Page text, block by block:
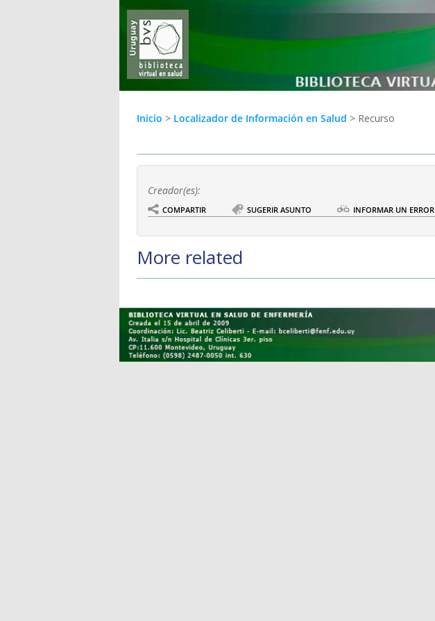
Inicio > Localizador de Información en Salud > Recurso
Creador(es):
COMPARTIR SUGERIR ASUNTO INFORMAR UN ERROR
More related